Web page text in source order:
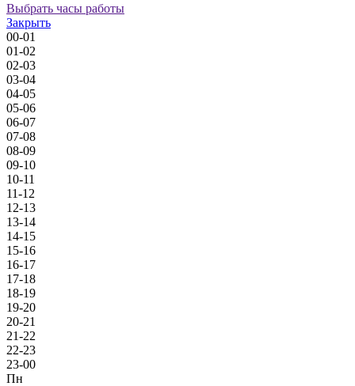
Выбрать часы работы
Закрыть
00-01
01-02
02-03
03-04
04-05
05-06
06-07
07-08
08-09
09-10
10-11
11-12
12-13
13-14
14-15
15-16
16-17
17-18
18-19
19-20
20-21
21-22
22-23
23-00
Пн